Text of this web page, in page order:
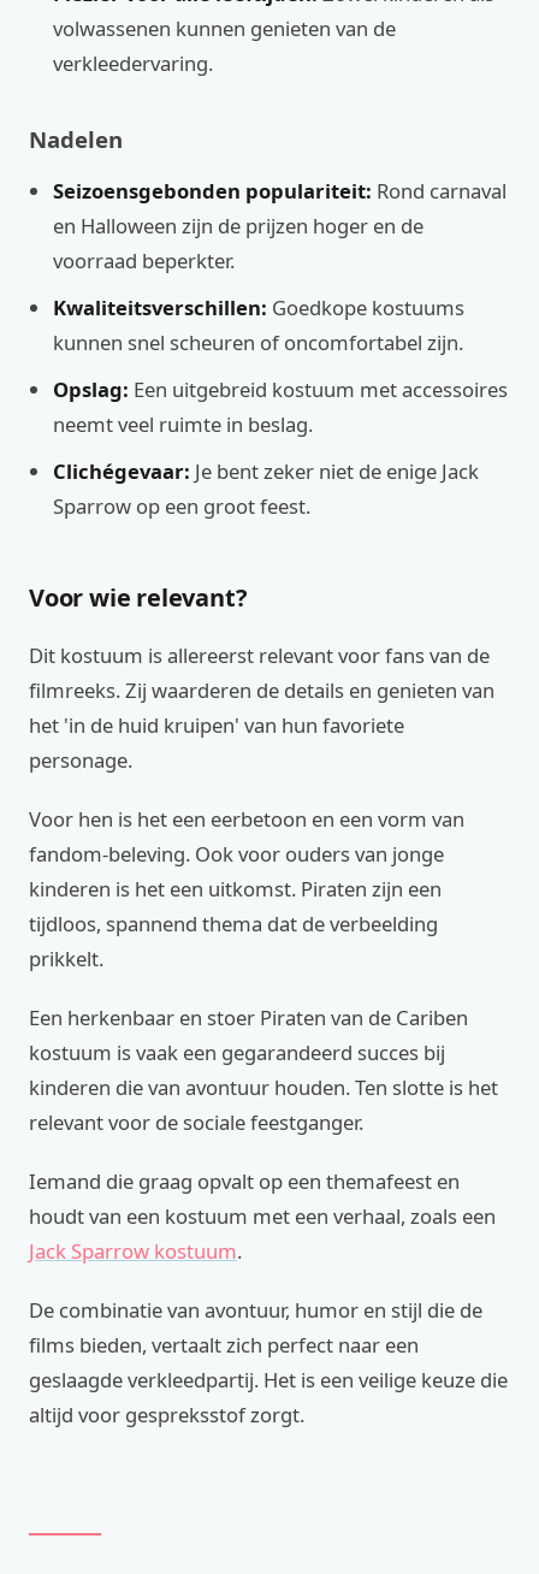
volwassenen kunnen genieten van de
verkleedervaring.
Nadelen
Seizoensgebonden populariteit: Rond carnaval
en Halloween zijn de prijzen hoger en de
voorraad beperkter.
Kwaliteitsverschillen: Goedkope kostuums
kunnen snel scheuren of oncomfortabel zijn.
Opslag: Een uitgebreid kostuum met accessoires
neemt veel ruimte in beslag.
Clichégevaar: Je bent zeker niet de enige Jack
Sparrow op een groot feest.
Voor wie relevant?
Dit kostuum is allereerst relevant voor fans van de
filmreeks. Zij waarderen de details en genieten van
het 'in de huid kruipen' van hun favoriete
personage.
Voor hen is het een eerbetoon en een vorm van
fandom-beleving. Ook voor ouders van jonge
kinderen is het een uitkomst. Piraten zijn een
tijdloos, spannend thema dat de verbeelding
prikkelt.
Een herkenbaar en stoer Piraten van de Cariben
kostuum is vaak een gegarandeerd succes bij
kinderen die van avontuur houden. Ten slotte is het
relevant voor de sociale feestganger.
Iemand die graag opvalt op een themafeest en
houdt van een kostuum met een verhaal, zoals een
Jack Sparrow kostuum.
De combinatie van avontuur, humor en stijl die de
films bieden, vertaalt zich perfect naar een
geslaagde verkleedpartij. Het is een veilige keuze die
altijd voor gespreksstof zorgt.